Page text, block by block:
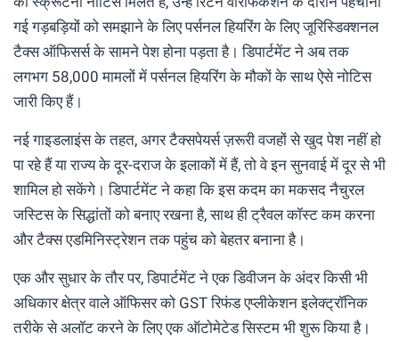
गई गड़बड़ियों को समझाने के लिए पर्सनल हियरिंग के लिए जूरिस्डिक्शनल
टैक्स ऑफिसर्स के सामने पेश होना पड़ता है। डिपार्टमेंट ने अब तक
लगभग 58,000 मामलों में पर्सनल हियरिंग के मौकों के साथ ऐसे नोटिस
जारी किए हैं।
नई गाइडलाइंस के तहत, अगर टैक्सपेयर्स ज़रूरी वजहों से खुद पेश नहीं हो
पा रहे हैं या राज्य के दूर-दराज के इलाकों में हैं, तो वे इन सुनवाई में दूर से भी
शामिल हो सकेंगे। डिपार्टमेंट ने कहा कि इस कदम का मकसद नैचुरल
जस्टिस के सिद्धांतों को बनाए रखना है, साथ ही ट्रैवल कॉस्ट कम करना
और टैक्स एडमिनिस्ट्रेशन तक पहुंच को बेहतर बनाना है।
एक और सुधार के तौर पर, डिपार्टमेंट ने एक डिवीजन के अंदर किसी भी
अधिकार क्षेत्र वाले ऑफिसर को GST रिफंड एप्लीकेशन इलेक्ट्रॉनिक
तरीके से अलॉट करने के लिए एक ऑटोमेटेड सिस्टम भी शुरू किया है।